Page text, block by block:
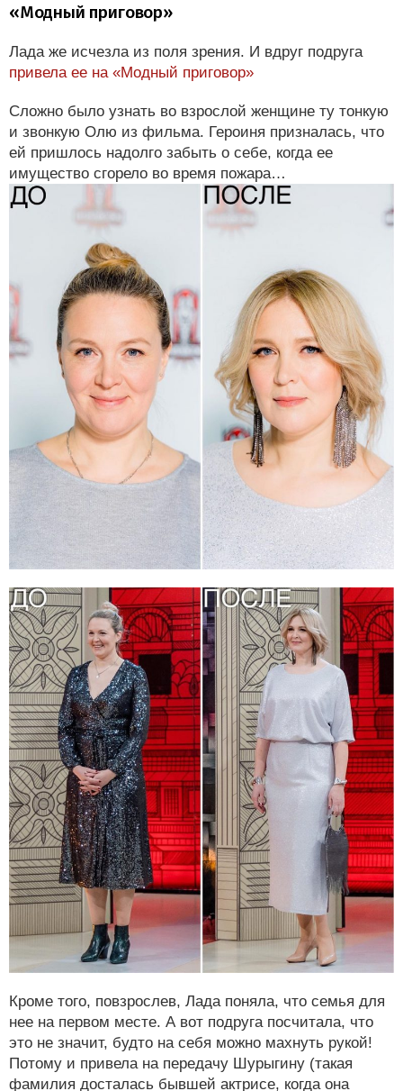
«Модный приговор»
Лада же исчезла из поля зрения. И вдруг подруга
привела ее на «Модный приговор»
Сложно было узнать во взрослой женщине ту тонкую
и звонкую Олю из фильма. Героиня призналась, что
ей пришлось надолго забыть о себе, когда ее
имущество сгорело во время пожара…
Кроме того, повзрослев, Лада поняла, что семья для
нее на первом месте. А вот подруга посчитала, что
это не значит, будто на себя можно махнуть рукой!
Потому и привела на передачу Шурыгину (такая
фамилия досталась бывшей актрисе, когда она